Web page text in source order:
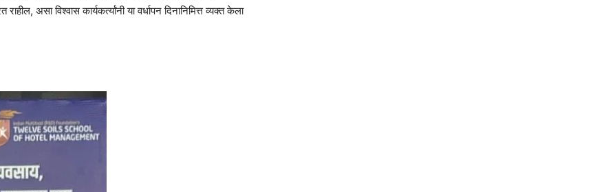
असा विश्वास कार्यकर्त्यांनी या वर्धापन दिनानिमित्त व्यक्त केला